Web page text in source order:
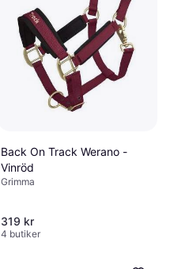
Back On Track Werano -
Vinröd
Grimma
319 kr
4 butiker